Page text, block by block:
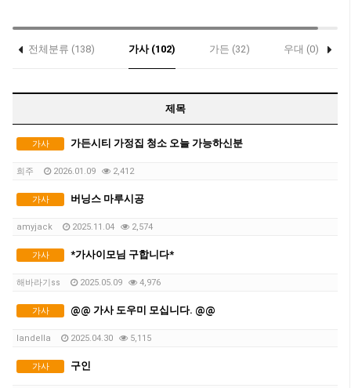
전체분류 (138) 가사 (102) 가든 (32) 우대 (0)
제목
가사 가든시티 가정집 청소 오늘 가능하신분
희주 2026.01.09 2,412
가사 버닝스 마루시공
amyjack 2025.11.04 2,574
가사 *가사이모님 구합니다*
해바라기ss 2025.05.09 4,976
가사 @@ 가사 도우미 모십니다. @@
landella 2025.04.30 5,115
가사 구인